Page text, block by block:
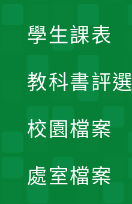
學生課表
教科書評選
校園檔案
處室檔案